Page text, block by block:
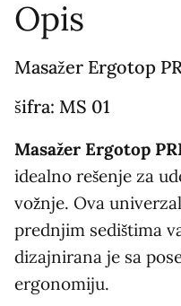
Opis
Masažer Ergotop
šifra: MS 01
Masažer Ergotop
idealno rešenje za
vožnje. Ova
prednjim sedištima
dizajnirana je sa
ergonomiju.